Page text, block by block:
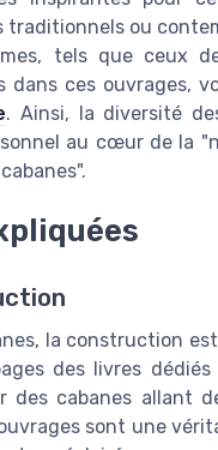
ou
tels que ceux
dans ces ouvrages,
. Ainsi, la diversité
au cœur de la
la construction
des livres
cabanes allant
sont une